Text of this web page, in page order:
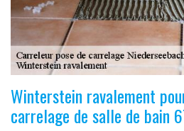
Winterstein ravalement
carrelage de salle de bain